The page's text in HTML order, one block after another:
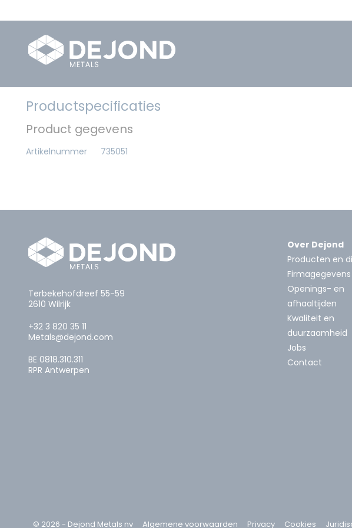
Productspecificaties
Product gegevens
Artikelnummer 735051
Terbekehofdreef 55-59
2610 Wilrijk
+32 3 820 35 11
Metals@dejond.com
BE 0818.310.311
RPR Antwerpen
Over Dejond
Producten en
Firmagegevens
Openings- en
afhaaltijden
Kwaliteit en
duurzaamheid
Jobs
Contact
© 2026 - Dejond Metals nv Algemene voorwaarden Privacy Cookies